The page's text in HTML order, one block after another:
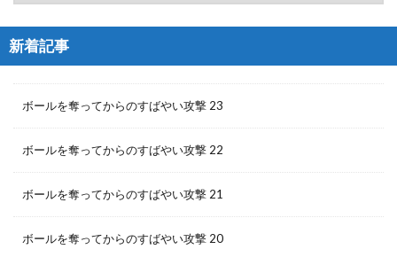
新着記事
ボールを奪ってからのすばやい攻撃 23
ボールを奪ってからのすばやい攻撃 22
ボールを奪ってからのすばやい攻撃 21
ボールを奪ってからのすばやい攻撃 20